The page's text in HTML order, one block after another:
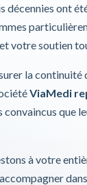
décennies ont
votre soutien
la continuité
ViaMedi
convaincus que
à votre